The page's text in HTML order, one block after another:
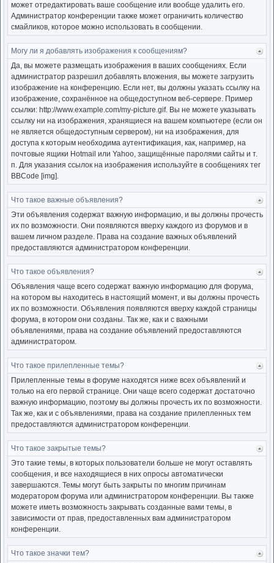
может отредактировать ваше сообщение или вообще удалить его.
Администратор конференции также может ограничить количество
смайликов, которое можно использовать в сообщении.
Могу ли я добавлять изображения к сообщениям?
Да, вы можете размещать изображения в ваших сообщениях. Если
администратор разрешил добавлять вложения, вы можете загрузить
изображение на конференцию. Если нет, вы должны указать ссылку на
изображение, сохранённое на общедоступном веб-сервере. Пример
ссылки: http://www.example.com/my-picture.gif. Вы не можете указывать
ссылку ни на изображения, хранящиеся на вашем компьютере (если он
не является общедоступным сервером), ни на изображения, для
доступа к которым необходима аутентификация, как, например, на
почтовые ящики Hotmail или Yahoo, защищённые паролями сайты и т.
п. Для указания ссылок на изображения используйте в сообщениях тег
BBCode [img].
к
Что такое важные объявления?
Эти объявления содержат важную информацию, и вы должны прочесть
их по возможности. Они появляются вверху каждого из форумов и в
вашем личном разделе. Права на создание важных объявлений
предоставляются администратором конференции.
Что такое объявления?
Объявления чаще всего содержат важную информацию для форума,
на котором вы находитесь в настоящий момент, и вы должны прочесть
их по возможности. Объявления появляются вверху каждой страницы
форума, в котором они созданы. Так же, как и с важными
объявлениями, права на создание объявлений предоставляются
администратором.
Что такое прилепленные темы?
Прилепленные темы в форуме находятся ниже всех объявлений и
только на его первой странице. Они чаще всего содержат достаточно
важную информацию, поэтому вы должны прочесть их по возможности.
Так же, как и с объявлениями, права на создание прилепленных тем
предоставляются администратором конференции.
Что такое закрытые темы?
Это такие темы, в которых пользователи больше не могут оставлять
сообщения, и все находящиеся в них опросы автоматически
завершаются. Темы могут быть закрыты по многим причинам
модератором форума или администратором конференции. Вы также
можете иметь возможность закрывать созданные вами темы, в
зависимости от прав, предоставленных вам администратором
конференции.
Что такое значки тем?